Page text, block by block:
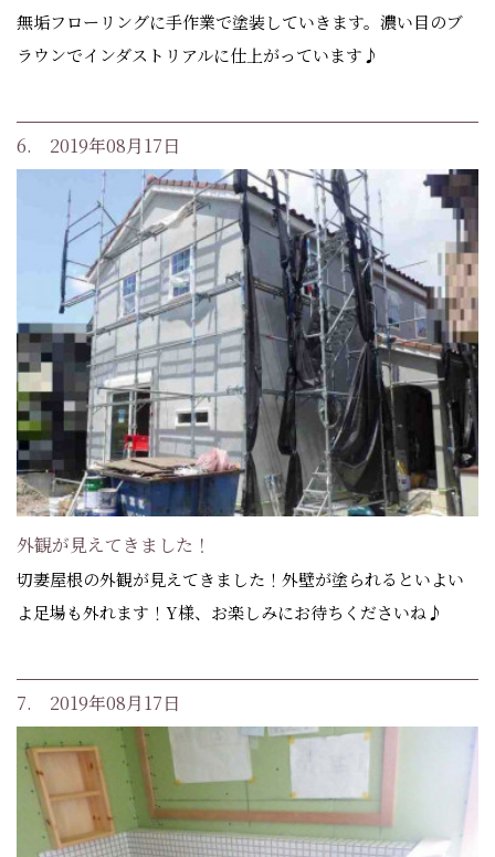
無垢フローリングに手作業で塗装していきます。濃い目のブ
ラウンでインダストリアルに仕上がっています♪
6. 2019年08月17日
外観が見えてきました！
切妻屋根の外観が見えてきました！外壁が塗られるといよい
よ足場も外れます！Y様、お楽しみにお待ちくださいね♪
7. 2019年08月17日